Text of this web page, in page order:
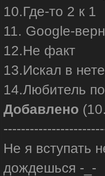
10.Где-то 2 к 1
11. Google-
12.Не факт
13.Искал в
14.Любитель
Добавлено
Не я вступать
дождешься -_-